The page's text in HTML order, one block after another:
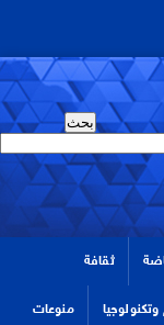
ثقافة
منوعات